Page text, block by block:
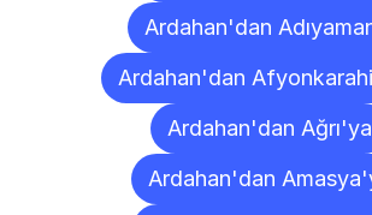
Ardahan'dan
Ardahan'dan
Ardahan'dan Ağrı'ya
Ardahan'dan